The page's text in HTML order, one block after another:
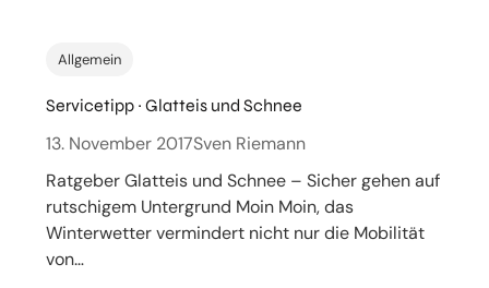
Allgemein
Servicetipp ~ Glatteis und Schnee
13. November 2017Sven Riemann
Ratgeber Glatteis und Schnee – Sicher gehen auf
rutschigem Untergrund Moin Moin, das
Winterwetter vermindert nicht nur die Mobilität
von…